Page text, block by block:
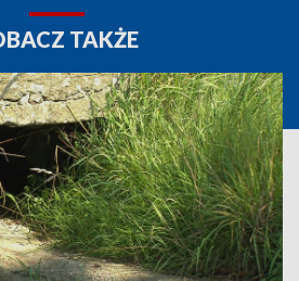
TAKŻE